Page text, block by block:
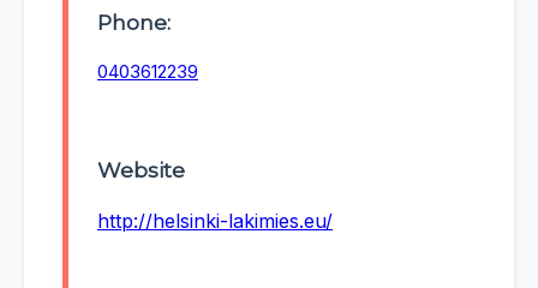
Phone:
0403612239
Website
http://helsinki-lakimies.eu/